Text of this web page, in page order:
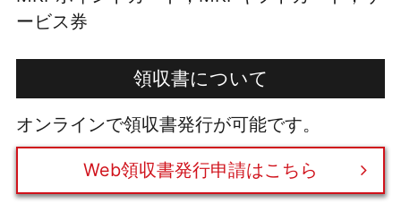
ービス券
領収書について
オンラインで領収書発行が可能です。
Web領収書発行申請はこちら